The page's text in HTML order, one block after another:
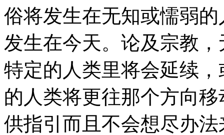
俗将发生在无知或懦弱
发生在今天。论及宗教
特定的人类里将会延续
的人类将更往那个方向
供指引而且不会想尽办